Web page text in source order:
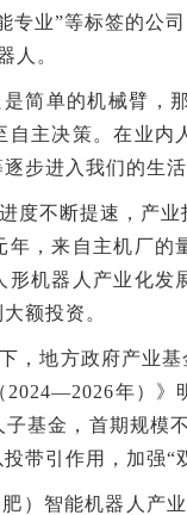
专业”等标签的
人。
简单的机械臂，
自主决策。在业
步进入我们的生
度不断提速，产
年，来自主机厂
形机器人产业化
额投资。
，地方政府产业
2024—2026年）
基金，首期规模
带引作用，加强“
）智能机器人产